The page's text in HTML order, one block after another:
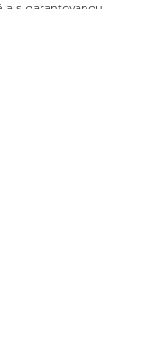
s garantovanou